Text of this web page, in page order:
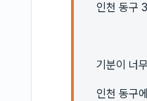
인천 동구
기분이 너
인천 동구